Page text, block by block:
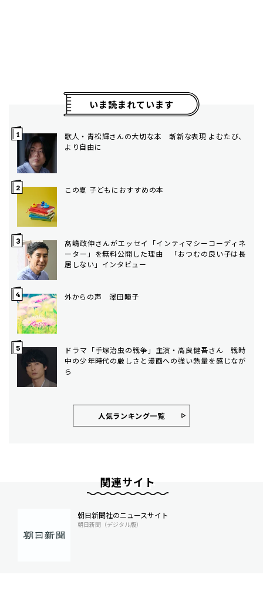
いま読まれています
歌人・青松輝さんの大切な本 斬新な表現 よむたび、
より自由に
この夏 子どもにおすすめの本
髙嶋政伸さんがエッセイ「インティマシーコーディネ
ーター」を無料公開した理由 「おつむの良い子は長
居しない」インタビュー
外からの声 澤田瞳子
ドラマ「手塚治虫の戦争」主演・高良健吾さん 戦時
中の少年時代の厳しさと漫画への強い熱量を感じなが
ら
人気ランキング⼀覧
関連サイト
朝日新聞社のニュースサイト
朝日新聞（デジタル版）